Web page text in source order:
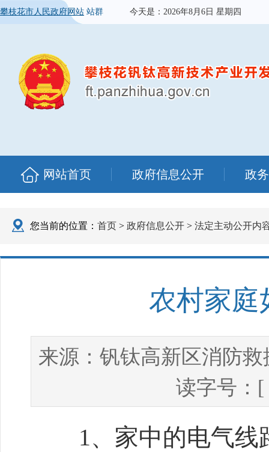
攀枝花市人民政府网站 站群 今天是： 2026年8月6日 星期四
网站首页 政府信息公开 政
您当前的位置： 首页 > 政府信息公开 > 法定主动公开内
农村家庭
来源： 钒钛高新区消防救
读字号：[
1、家中的电气线